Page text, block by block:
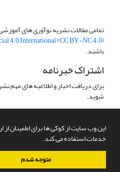
این وب سایت از کوکی ها برای اطمینان از
خدمات استفاده می کند.
متوجه شدم
تمامی مقالات نشریه نوآوری های
4.0 International (CC BY-NC 4.0)
باشند.
اشتراک خبرنامه
برای دریافت اخبار و اطلاعیه های مهم
شوید.
سامانه مدیریت نشریات علمی.طراحی و